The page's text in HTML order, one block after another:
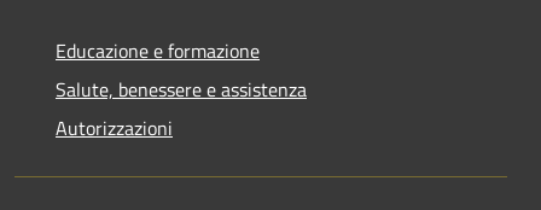
Educazione e formazione
Salute, benessere e assistenza
Autorizzazioni